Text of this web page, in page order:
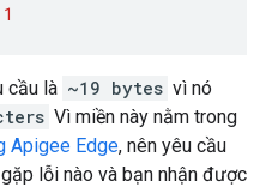
cầu là ~19 bytes vì nó
Vì miền này nằm trong
Apigee Edge, nên yêu cầu
lỗi nào và bạn nhận được